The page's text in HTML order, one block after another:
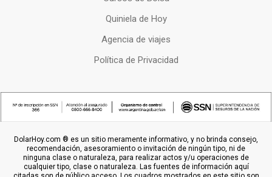
Quiniela de Hoy
Agencia de viajes
Política de Privacidad
DolarHoy.com ® es un sitio meramente informativo, y no brinda consejo,
recomendación, asesoramiento o invitación de ningún tipo, ni de
ninguna clase o naturaleza, para realizar actos y/u operaciones de
cualquier tipo, clase o naturaleza. Las fuentes de información aquí